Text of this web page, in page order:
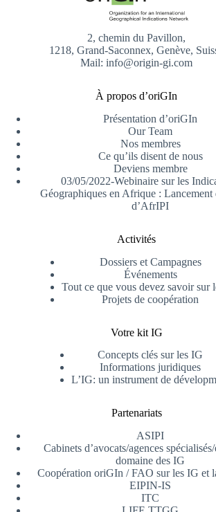
2, chemin du Pavillon,
1218, Grand-Saconnex, Genève,
Mail: info@origin-gi.com
À propos d’oriGIn
Présentation d’oriGIn
Our Team
Nos membres
Ce qu’ils disent de nous
Deviens membre
03/05/2022-Webinaire sur les
Géographiques en Afrique : Lancement
d’AfrIPI
Activités
Dossiers et Campagnes
Événements
Tout ce que vous devez savoir sur
Projets de coopération
Votre kit IG
Concepts clés sur les IG
Informations juridiques
L’IG: un instrument de
Partenariats
ASIPI
Cabinets d’avocats/agences
domaine des IG
Coopération oriGIn / FAO sur les IG et
EIPIN-IS
ITC